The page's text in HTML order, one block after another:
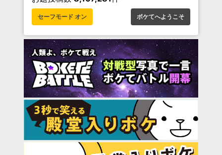
セーフモード オン ボケてへようこそ